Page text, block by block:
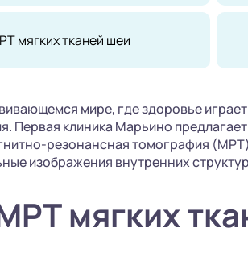
мягких тканей шеи
мире, где здоровье
Первая клиника Марьино
резонансная томография
изображения внутренних
мягких